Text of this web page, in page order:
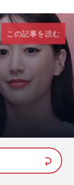
この記事を読む